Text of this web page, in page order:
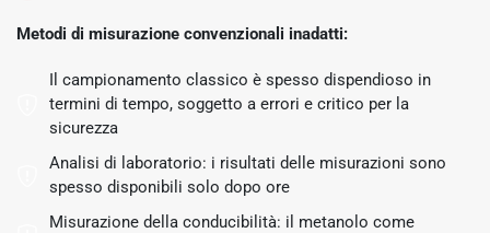
Metodi di misurazione convenzionali inadatti:
Il campionamento classico è spesso dispendioso in
termini di tempo, soggetto a errori e critico per la
sicurezza
Analisi di laboratorio: i risultati delle misurazioni sono
spesso disponibili solo dopo ore
Misurazione della conducibilità: il metanolo come